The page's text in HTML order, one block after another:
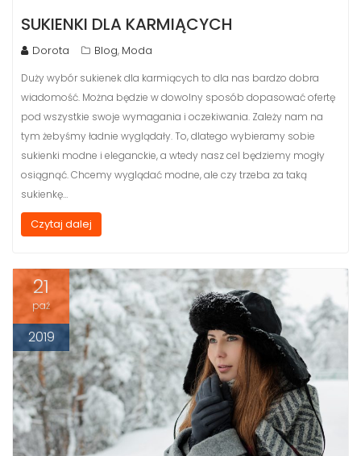
SUKIENKI DLA KARMIĄCYCH
Dorota Blog, Moda
Duży wybór sukienek dla karmiących to dla nas bardzo dobra
wiadomość. Można będzie w dowolny sposób dopasować ofertę
pod wszystkie swoje wymagania i oczekiwania. Zależy nam na
tym żebyśmy ładnie wyglądały. To, dlatego wybieramy sobie
sukienki modne i eleganckie, a wtedy nasz cel będziemy mogły
osiągnąć. Chcemy wyglądać modne, ale czy trzeba za taką
sukienkę…
Czytaj dalej
21
paź
2019